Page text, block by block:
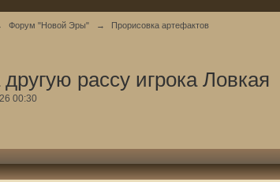
Форум "Новой Эры" → Прорисовка артефактов
рассу игрока Ловкая
00:30